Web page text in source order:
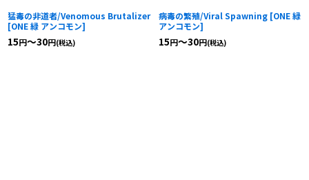
猛毒の非道者/Venomous Brutalizer
[ONE 緑 アンコモン]
15円～30円(税込)
病毒の繁殖/Viral Spawning [ONE 緑
アンコモン]
15円～30円(税込)